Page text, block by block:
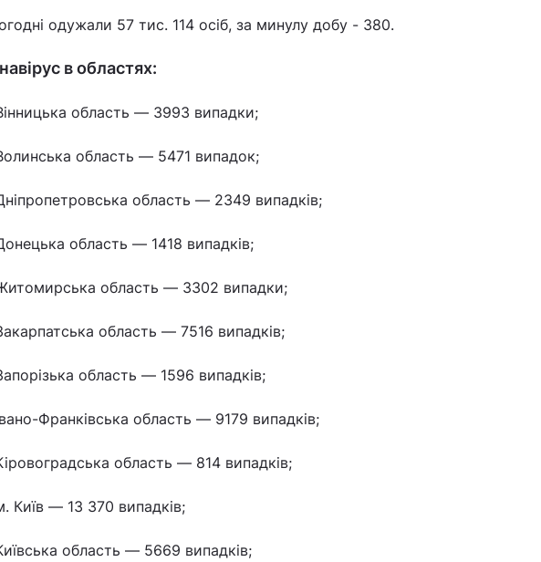
одужали 57 тис. 114 осіб, за минулу добу - 380.
в областях:
область — 3993 випадки;
область — 5471 випадок;
область — 2349 випадків;
область — 1418 випадків;
область — 3302 випадки;
область — 7516 випадків;
область — 1596 випадків;
Франківська область — 9179 випадків;
область — 814 випадків;
Київ — 13 370 випадків;
область — 5669 випадків;